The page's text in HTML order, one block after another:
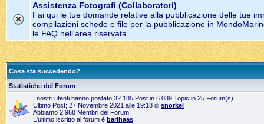
Assistenza Fotografi (Collaboratori)
Fai qui le tue domande relative alla pubblicazione delle tue
compilazioni schede e file per la pubblicazione in
le FAQ nell'area riservata.
Cosa sta succedendo?
Statistiche del Forum
I nostri utenti hanno postato 32.185 Post in 6.039 Topic in 25 Forum(s)
Ultimo Post; 27 Novembre 2021 alle 19:18 di snorkel
Abbiamo 2.968 Membri del Forum
L'ultimo iscritto al forum è barihaas